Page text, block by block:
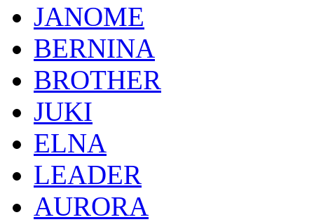
JANOME
BERNINA
BROTHER
JUKI
ELNA
LEADER
AURORA